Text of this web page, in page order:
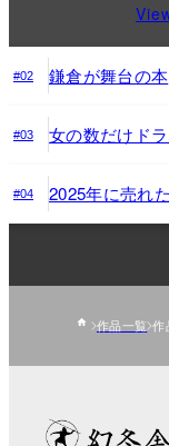
#02 鎌倉が舞台の本
#03 女の数だけド
#04 2025年に売れ
作品一覧 作